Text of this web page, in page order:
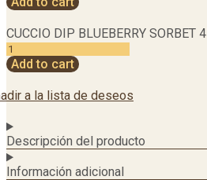
CUCCIO DIP BLUEBERRY SORBET
Add to cart
a la lista de deseos
Descripción del producto
Información adicional